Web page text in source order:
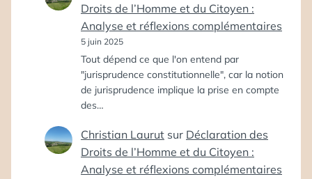
Droits de l’Homme et du Citoyen :
Analyse et réflexions complémentaires
5 juin 2025
Tout dépend ce que l'on entend par
"jurisprudence constitutionnelle", car la notion
de jurisprudence implique la prise en compte
des…
Christian Laurut sur Déclaration des
Droits de l’Homme et du Citoyen :
Analyse et réflexions complémentaires